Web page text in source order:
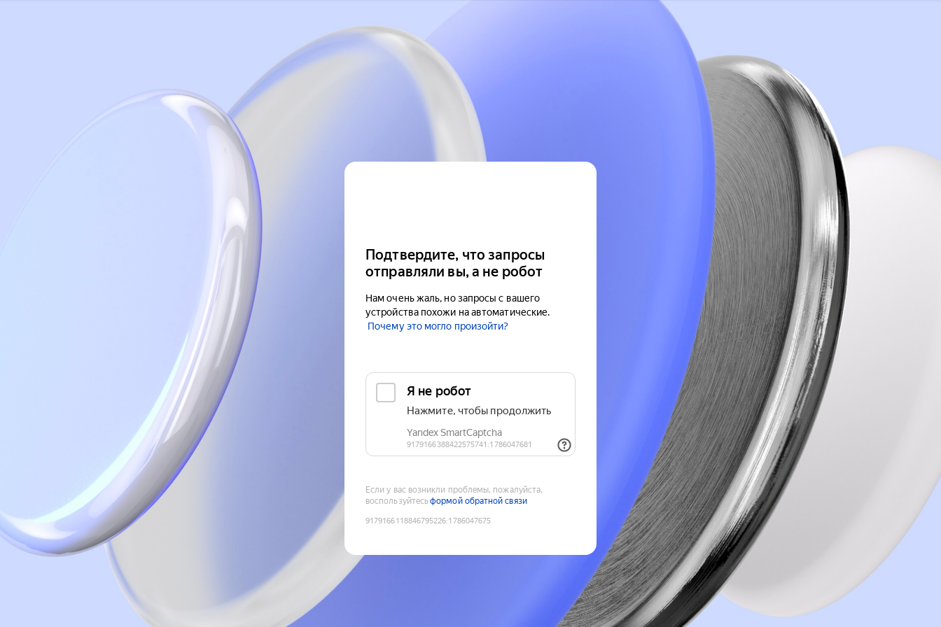
Подтвердите, что запросы
отправляли вы, а не робот
Нам очень жаль, но запросы с вашего
устройства похожи на автоматические.
Почему это могло произойти?
Если у вас возникли проблемы, пожалуйста,
воспользуйтесьформой обратной связи
9179166118846795226:1786047675